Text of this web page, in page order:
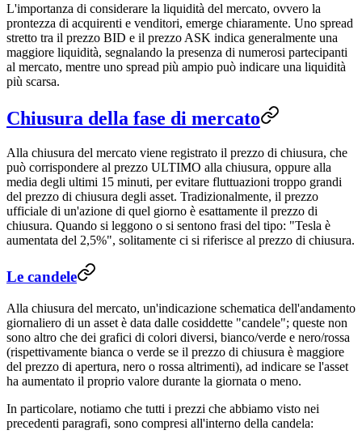
L'importanza di considerare la liquidità del mercato, ovvero la
prontezza di acquirenti e venditori, emerge chiaramente. Uno spread
stretto tra il prezzo BID e il prezzo ASK indica generalmente una
maggiore liquidità, segnalando la presenza di numerosi partecipanti
al mercato, mentre uno spread più ampio può indicare una liquidità
più scarsa.
Chiusura della fase di mercato
Alla chiusura del mercato viene registrato il prezzo di chiusura, che
può corrispondere al prezzo ULTIMO alla chiusura, oppure alla
media degli ultimi 15 minuti, per evitare fluttuazioni troppo grandi
del prezzo di chiusura degli asset. Tradizionalmente, il prezzo
ufficiale di un'azione di quel giorno è esattamente il prezzo di
chiusura. Quando si leggono o si sentono frasi del tipo: "Tesla è
aumentata del 2,5%", solitamente ci si riferisce al prezzo di chiusura.
Le candele
Alla chiusura del mercato, un'indicazione schematica dell'andamento
giornaliero di un asset è data dalle cosiddette "candele"; queste non
sono altro che dei grafici di colori diversi, bianco/verde e nero/rossa
(rispettivamente bianca o verde se il prezzo di chiusura è maggiore
del prezzo di apertura, nero o rossa altrimenti), ad indicare se l'asset
ha aumentato il proprio valore durante la giornata o meno.
In particolare, notiamo che tutti i prezzi che abbiamo visto nei
precedenti paragrafi, sono compresi all'interno della candela: